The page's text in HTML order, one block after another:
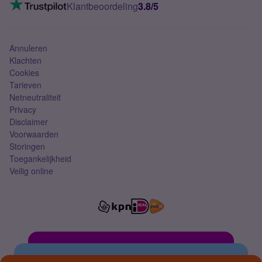
Mobiel abonnement
Klantbeoordeling3.8/5
Annuleren
Klachten
Cookies
Tarieven
Netneutraliteit
Privacy
Disclaimer
Voorwaarden
Storingen
Toegankelijkheid
Veilig online